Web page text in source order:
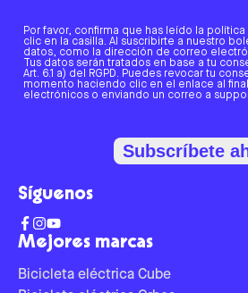
Mejores marcas
Bicicleta eléctrica Cube
Por favor, confirma que has leído la
clic en la casilla. Al suscribirte a nuestro
datos, como la dirección de correo
Tus datos serán tratados en base a tu
Art. 6.1 a) del RGPD. Puedes revocar tu
momento haciendo clic en el enlace al
electrónicos o enviando un correo a
Subscríbete
Síguenos